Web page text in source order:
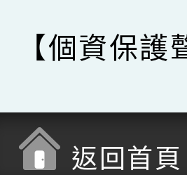
【個資保護
返回首頁